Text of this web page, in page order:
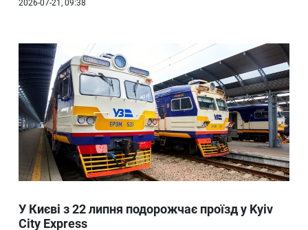
2026-07-21, 09:38
У Києві з 22 липня подорожчає проїзд у Kyiv
City Express